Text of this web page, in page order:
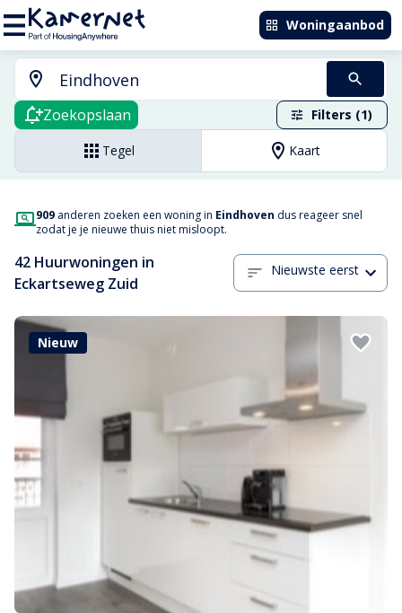
Woningaanbod
Zoekopslaan Filters (1)
Tegel Kaart
909 anderen zoeken een woning in Eindhoven dus reageer snel
zodat je je nieuwe thuis niet misloopt.
42 Huurwoningen in
Eckartseweg Zuid
Nieuwste eerst
Nieuw